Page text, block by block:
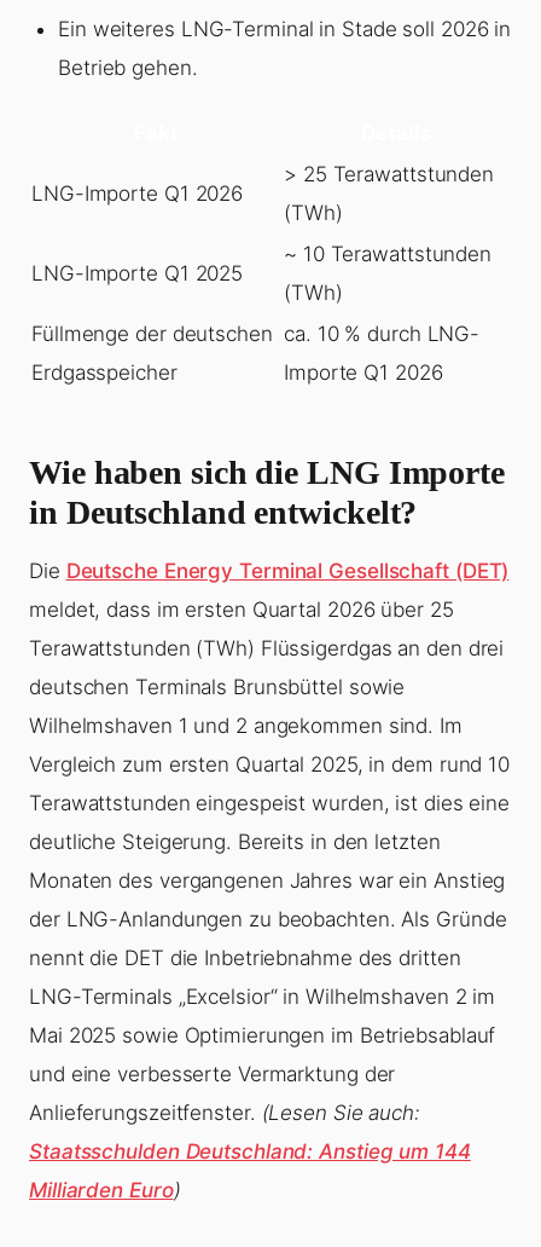
Ein weiteres LNG-Terminal in Stade soll 2026 in
Betrieb gehen.
LNG-Importe Q1 2026
> 25 Terawattstunden
(TWh)
LNG-Importe Q1 2025
~ 10 Terawattstunden
(TWh)
Füllmenge der deutschen
Erdgasspeicher
ca. 10 % durch LNG-
Importe Q1 2026
Wie haben sich die LNG Importe
in Deutschland entwickelt?
Die Deutsche Energy Terminal Gesellschaft (DET)
meldet, dass im ersten Quartal 2026 über 25
Terawattstunden (TWh) Flüssigerdgas an den drei
deutschen Terminals Brunsbüttel sowie
Wilhelmshaven 1 und 2 angekommen sind. Im
Vergleich zum ersten Quartal 2025, in dem rund 10
Terawattstunden eingespeist wurden, ist dies eine
deutliche Steigerung. Bereits in den letzten
Monaten des vergangenen Jahres war ein Anstieg
der LNG-Anlandungen zu beobachten. Als Gründe
nennt die DET die Inbetriebnahme des dritten
LNG-Terminals „Excelsior“ in Wilhelmshaven 2 im
Mai 2025 sowie Optimierungen im Betriebsablauf
und eine verbesserte Vermarktung der
Anlieferungszeitfenster. (Lesen Sie auch:
Staatsschulden Deutschland: Anstieg um 144
Milliarden Euro)